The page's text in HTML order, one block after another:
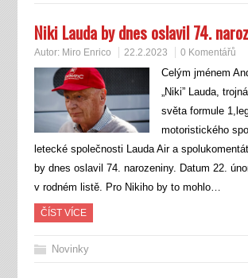
Niki Lauda by dnes oslavil 74.
Autor: Miro Enrico 22.2.2023 0 Komentářů
Celým jménem
„Niki” Lauda,
světa formule
motoristického
letecké společnosti Lauda Air a
by dnes oslavil 74. narozeniny. Datum 22.
v rodném listě. Pro Nikiho by to mohlo…
ČÍST VÍCE
Novinky